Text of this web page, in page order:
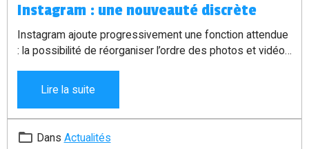
Instagram : une nouveauté discrète
Instagram ajoute progressivement une fonction attendue
: la possibilité de réorganiser l’ordre des photos et vidéos
pratique pour remettre en avant certains contenus sans
Lire la suite
Dans Actualités